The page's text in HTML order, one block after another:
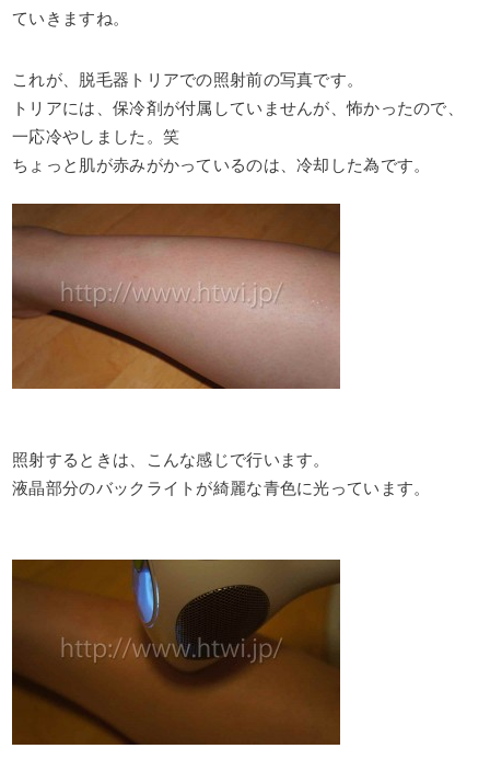
ていきますね。
これが、脱毛器トリアでの照射前の写真です。
トリアには、保冷剤が付属していませんが、怖かったので、
一応冷やしました。笑
ちょっと肌が赤みがかっているのは、冷却した為です。
照射するときは、こんな感じで行います。
液晶部分のバックライトが綺麗な青色に光っています。